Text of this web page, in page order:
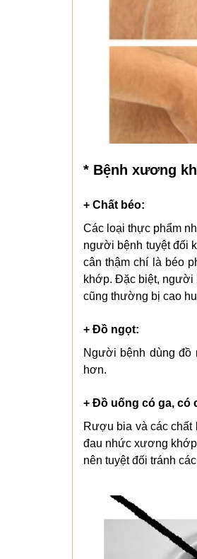
* Bệnh xương
+ Chất béo:
Các loại thực phẩm
người bệnh tuyệt đối
cân thậm chí là béo
khớp. Đặc biệt, người
cũng thường bị cao
+ Đồ ngọt:
Người bệnh dùng đồ
hơn.
+ Đồ uống có ga, có
Rượu bia và các chất
đau nhức xương
nên tuyệt đối tránh